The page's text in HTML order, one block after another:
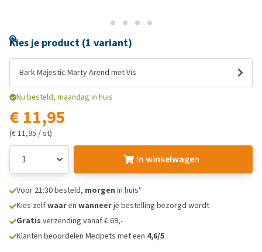
Kies je product (1 variant)
Bark Majestic Marty Arend met Vis
Nu besteld, maandag in huis
€ 11,95
(€ 11,95 / st)
In winkelwagen
Voor 21:30 besteld, morgen in huis*
Kies zelfwaaren wanneerje bestelling bezorgd wordt
Gratis verzending vanaf € 69,-
Klanten beoordelen Medpets met een 4,6/5